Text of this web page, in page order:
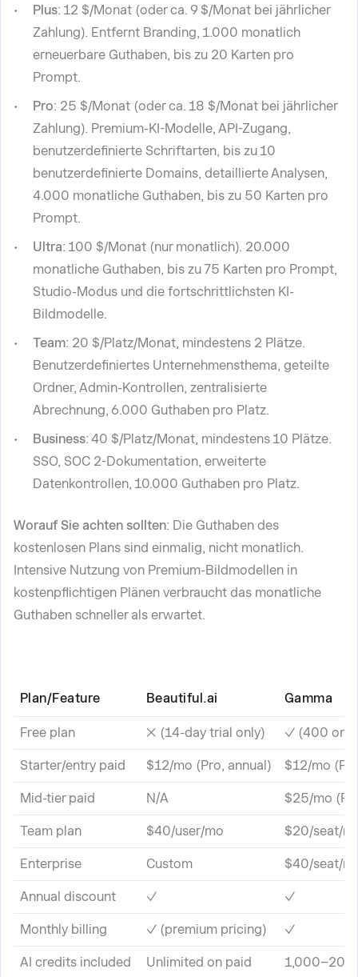
Plus: 12 $/Monat (oder ca. 9 $/Monat bei jährlicher
Zahlung). Entfernt Branding, 1.000 monatlich
erneuerbare Guthaben, bis zu 20 Karten pro
Prompt.
Pro: 25 $/Monat (oder ca. 18 $/Monat bei jährlicher
Zahlung). Premium-KI-Modelle, API-Zugang,
benutzerdefinierte Schriftarten, bis zu 10
benutzerdefinierte Domains, detaillierte Analysen,
4.000 monatliche Guthaben, bis zu 50 Karten pro
Prompt.
Ultra: 100 $/Monat (nur monatlich). 20.000
monatliche Guthaben, bis zu 75 Karten pro Prompt,
Studio-Modus und die fortschrittlichsten KI-
Bildmodelle.
Team: 20 $/Platz/Monat, mindestens 2 Plätze.
Benutzerdefiniertes Unternehmensthema, geteilte
Ordner, Admin-Kontrollen, zentralisierte
Abrechnung, 6.000 Guthaben pro Platz.
Business: 40 $/Platz/Monat, mindestens 10 Plätze.
SSO, SOC 2-Dokumentation, erweiterte
Datenkontrollen, 10.000 Guthaben pro Platz.
Worauf Sie achten sollten: Die Guthaben des
kostenlosen Plans sind einmalig, nicht monatlich.
Intensive Nutzung von Premium-Bildmodellen in
kostenpflichtigen Plänen verbraucht das monatliche
Guthaben schneller als erwartet.
Plan/Feature Beautiful.ai Gamma
Free plan ✗ (14-day trial only) ✓ (400
Starter/entry paid $12/mo (Pro, annual) $12/mo
Mid-tier paid N/A $25/mo
Team plan $40/user/mo $20/seat/
Enterprise Custom $40/seat/
Annual discount ✓ ✓
Monthly billing ✓ (premium pricing) ✓
AI credits included Unlimited on paid